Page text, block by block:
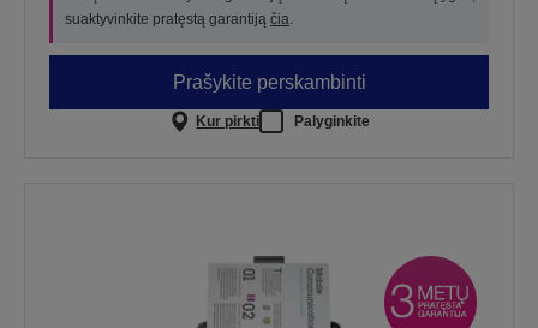
suaktyvinkite pratęstą garantiją čia.
Prašykite perskambinti
Kur pirkti Palyginkite